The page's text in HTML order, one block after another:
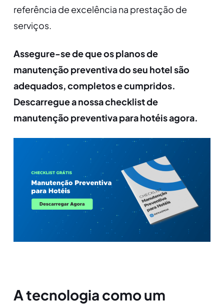
referência de excelência na prestação de
serviços.
Assegure-se de que os planos de
manutenção preventiva do seu hotel são
adequados, completos e cumpridos.
Descarregue a nossa checklist de
manutenção preventiva para hotéis agora.
A tecnologia como um